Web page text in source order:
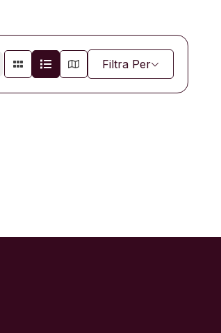
Filtra Per